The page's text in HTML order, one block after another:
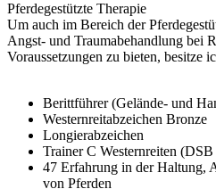
Pferdegestützte Therapie
Um auch im Bereich der
Angst- und Traumabehandlung bei
Voraussetzungen zu bieten, besitze
Berittführer (Gelände- und
Westernreitabzeichen Bronze
Longierabzeichen
Trainer C Westernreiten
47 Erfahrung in der Haltung,
von Pferden